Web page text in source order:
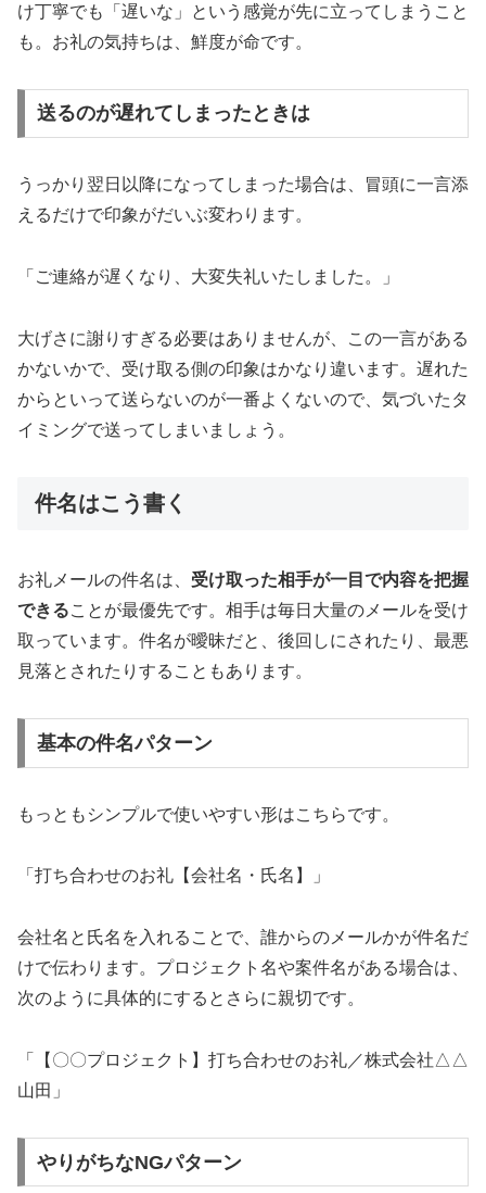
け丁寧でも「遅いな」という感覚が先に立ってしまうこと
も。お礼の気持ちは、鮮度が命です。
送るのが遅れてしまったときは
うっかり翌日以降になってしまった場合は、冒頭に一言添
えるだけで印象がだいぶ変わります。
「ご連絡が遅くなり、大変失礼いたしました。」
大げさに謝りすぎる必要はありませんが、この一言がある
かないかで、受け取る側の印象はかなり違います。遅れた
からといって送らないのが一番よくないので、気づいたタ
イミングで送ってしまいましょう。
件名はこう書く
お礼メールの件名は、 受け取った相手が一目で内容を把握
できることが最優先です。相手は毎日大量のメールを受け
取っています。件名が曖昧だと、後回しにされたり、最悪
見落とされたりすることもあります。
基本の件名パターン
もっともシンプルで使いやすい形はこちらです。
「打ち合わせのお礼【会社名・氏名】」
会社名と氏名を入れることで、誰からのメールかが件名だ
けで伝わります。プロジェクト名や案件名がある場合は、
次のように具体的にするとさらに親切です。
「【〇〇プロジェクト】打ち合わせのお礼／株式会社△△
山田」
やりがちなNGパターン